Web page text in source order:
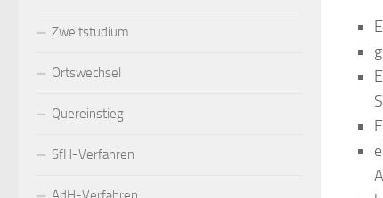
Zweitstudium
Ortswechsel
Quereinstieg
SfH-Verfahren